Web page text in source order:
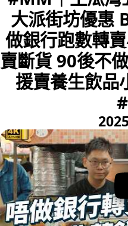
大派街坊優惠
做銀行跑數轉
賣斷貨 90後不
援賣養生飲品